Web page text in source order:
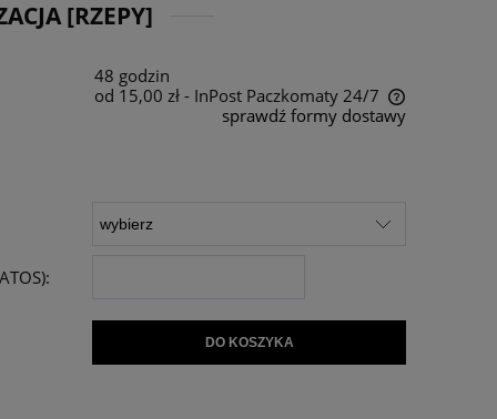
[RZEPY]
48 godzin
od 15,00 zł - InPost Paczkomaty 24/7
sprawdź formy dostawy
DO KOSZYKA